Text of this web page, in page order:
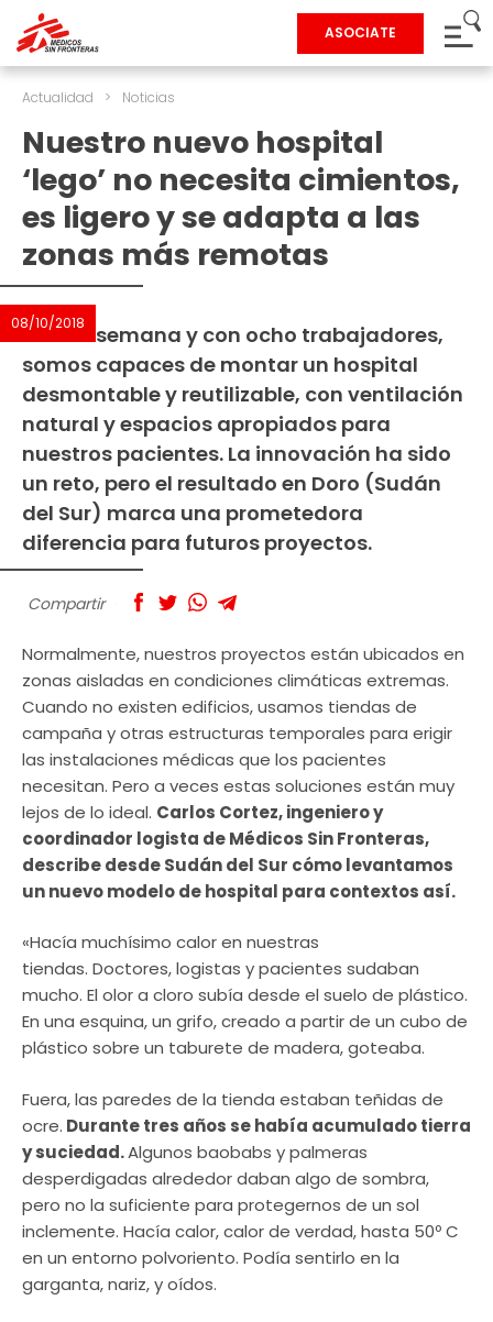
ASOCIATE
Actualidad > Noticias
Nuestro nuevo hospital
‘lego’ no necesita cimientos,
es ligero y se adapta a las
zonas más remotas
08/10/2018
En una semana y con ocho trabajadores,
somos capaces de montar un hospital
desmontable y reutilizable, con ventilación
natural y espacios apropiados para
nuestros pacientes. La innovación ha sido
un reto, pero el resultado en Doro (Sudán
del Sur) marca una prometedora
diferencia para futuros proyectos.
Compartir
Normalmente, nuestros proyectos están ubicados en
zonas aisladas en condiciones climáticas extremas.
Cuando no existen edificios, usamos tiendas de
campaña y otras estructuras temporales para erigir
las instalaciones médicas que los pacientes
necesitan. Pero a veces estas soluciones están muy
lejos de lo ideal. Carlos Cortez, ingeniero y
coordinador logista de Médicos Sin Fronteras,
describe desde Sudán del Sur cómo levantamos
un nuevo modelo de hospital para contextos así.
«Hacía muchísimo calor en nuestras
tiendas. Doctores, logistas y pacientes sudaban
mucho. El olor a cloro subía desde el suelo de plástico.
En una esquina, un grifo, creado a partir de un cubo de
plástico sobre un taburete de madera, goteaba.
Fuera, las paredes de la tienda estaban teñidas de
ocre. Durante tres años se había acumulado tierra
y suciedad.Algunos baobabs y palmeras
desperdigadas alrededor daban algo de sombra,
pero no la suficiente para protegernos de un sol
inclemente. Hacía calor, calor de verdad, hasta 50º C
en un entorno polvoriento. Podía sentirlo en la
garganta, nariz, y oídos.